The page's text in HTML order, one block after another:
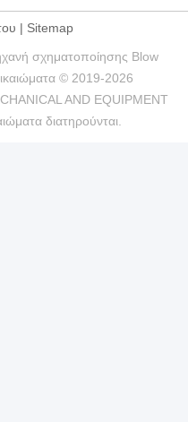
| Sitemap
σχηματοποίησης Blow
© 2019-2026
AND EQUIPMENT
διατηρούνται.